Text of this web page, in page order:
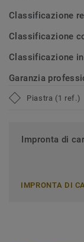
Classificazione
Classificazione
Classificazione
Garanzia
Piastra (1 ref.)
Impronta di
IMPRONTA DI